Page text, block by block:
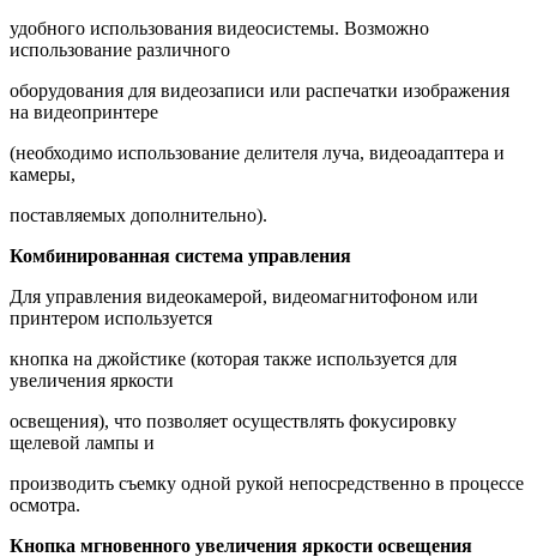
удобного использования видеосистемы. Возможно
использование различного
оборудования для видеозаписи или распечатки изображения
на видеопринтере
(необходимо использование делителя луча, видеоадаптера и
камеры,
поставляемых дополнительно).
Комбинированная система управления
Для управления видеокамерой, видеомагнитофоном или
принтером используется
кнопка на джойстике (которая также используется для
увеличения яркости
освещения), что позволяет осуществлять фокусировку
щелевой лампы и
производить съемку одной рукой непосредственно в процессе
осмотра.
Кнопка мгновенного увеличения яркости освещения